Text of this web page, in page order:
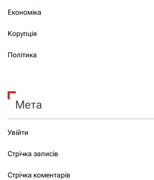
Економіка
Корупція
Політика
Мета
Увійти
Стрічка записів
Стрічка коментарів